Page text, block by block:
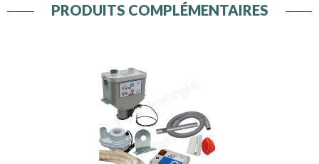
PRODUITS COMPLÉMENTAIRES